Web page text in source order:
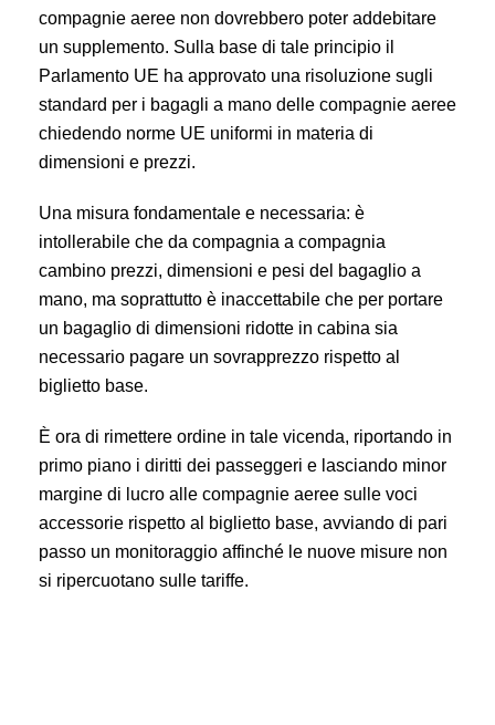
compagnie aeree non dovrebbero poter addebitare
un supplemento. Sulla base di tale principio il
Parlamento UE ha approvato una risoluzione sugli
standard per i bagagli a mano delle compagnie aeree
chiedendo norme UE uniformi in materia di
dimensioni e prezzi.
Una misura fondamentale e necessaria: è
intollerabile che da compagnia a compagnia
cambino prezzi, dimensioni e pesi del bagaglio a
mano, ma soprattutto è inaccettabile che per portare
un bagaglio di dimensioni ridotte in cabina sia
necessario pagare un sovrapprezzo rispetto al
biglietto base.
È ora di rimettere ordine in tale vicenda, riportando in
primo piano i diritti dei passeggeri e lasciando minor
margine di lucro alle compagnie aeree sulle voci
accessorie rispetto al biglietto base, avviando di pari
passo un monitoraggio affinché le nuove misure non
si ripercuotano sulle tariffe.